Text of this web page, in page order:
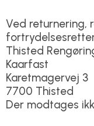
Ved returnering,
Thisted
Kaarfast
Karetmagervej 3
7700 Thisted
Der modtages